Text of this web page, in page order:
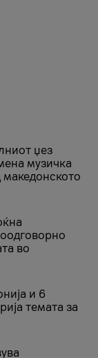
џез
музичка
во
и 6
темата за